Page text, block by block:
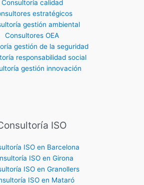
Consultoría calidad
estratégicos
gestión ambiental
Consultores OEA
gestión de la seguridad
responsabilidad social
gestión innovación
ISO
ISO en Barcelona
ISO en Girona
ISO en Granollers
ISO en Mataró